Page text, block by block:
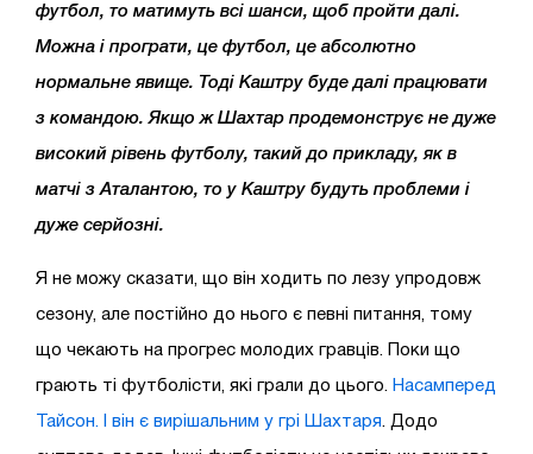
футбол, то матимуть всі шанси, щоб пройти далі.
Можна і програти, це футбол, це абсолютно
нормальне явище. Тоді Каштру буде далі працювати
з командою. Якщо ж Шахтар продемонструє не дуже
високий рівень футболу, такий до прикладу, як в
матчі з Аталантою, то у Каштру будуть проблеми і
дуже серйозні.
Я не можу сказати, що він ходить по лезу упродовж
сезону, але постійно до нього є певні питання, тому
що чекають на прогрес молодих гравців. Поки що
грають ті футболісти, які грали до цього. Насамперед
Тайсон. І він є вирішальним у грі Шахтаря . Додо